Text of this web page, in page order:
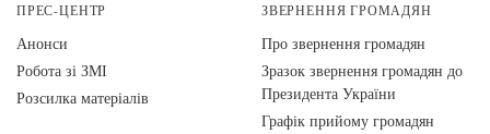
ПРЕС-ЦЕНТР
Анонси
Робота зі ЗМІ
Розсилка матеріалів
ЗВЕРНЕННЯ ГРОМАДЯН
Про звернення громадян
Зразок звернення громадян до
Президента України
Графік прийому громадян